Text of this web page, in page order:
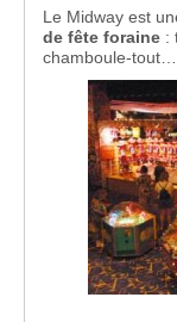
Le Midway est
de fête foraine :
chamboule-